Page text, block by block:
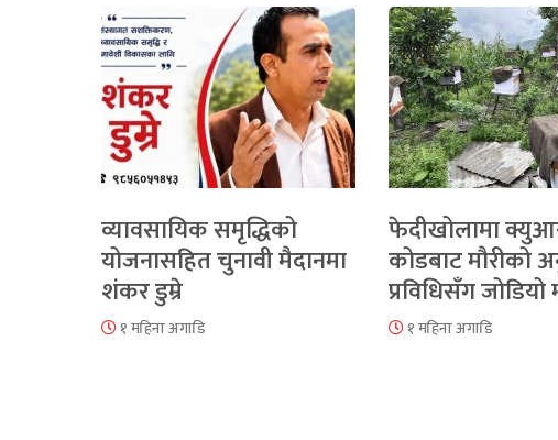
व्यावसायिक समृद्धिको
योजनासहित चुनावी मैदानमा
शंकर डुम्रे
१ महिना अगाडि
फेदीखोलामा
कोडबाट मौरीको
प्रविधिसँग जोडियो
१ महिना अगाडि